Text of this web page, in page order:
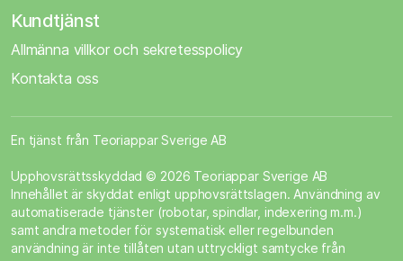
Kundtjänst
Allmänna villkor och sekretesspolicy
Kontakta oss
En tjänst från Teoriappar Sverige AB
Upphovsrättsskyddad © 2026 Teoriappar Sverige AB
Innehållet är skyddat enligt upphovsrättslagen. Användning av
automatiserade tjänster (robotar, spindlar, indexering m.m.)
samt andra metoder för systematisk eller regelbunden
användning är inte tillåten utan uttryckligt samtycke från